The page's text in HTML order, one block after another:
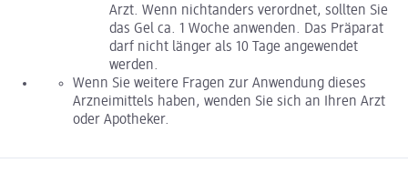
Arzt. Wenn nichtanders verordnet, sollten Sie
das Gel ca. 1 Woche anwenden. Das Präparat
darf nicht länger als 10 Tage angewendet
werden.
Wenn Sie weitere Fragen zur Anwendung dieses
Arzneimittels haben, wenden Sie sich an Ihren Arzt
oder Apotheker.